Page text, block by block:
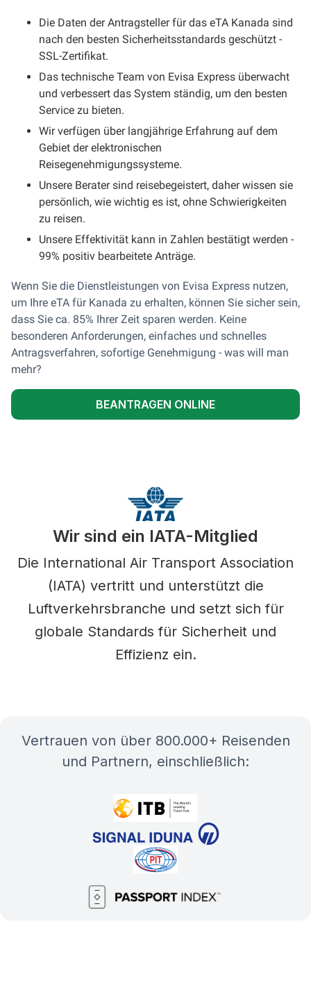
Die Daten der Antragsteller für das eTA Kanada sind
nach den besten Sicherheitsstandards geschützt -
SSL-Zertifikat.
Das technische Team von Evisa Express überwacht
und verbessert das System ständig, um den besten
Service zu bieten.
Wir verfügen über langjährige Erfahrung auf dem
Gebiet der elektronischen
Reisegenehmigungssysteme.
Unsere Berater sind reisebegeistert, daher wissen sie
persönlich, wie wichtig es ist, ohne Schwierigkeiten
zu reisen.
Unsere Effektivität kann in Zahlen bestätigt werden -
99% positiv bearbeitete Anträge.
Wenn Sie die Dienstleistungen von Evisa Express nutzen,
um Ihre eTA für Kanada zu erhalten, können Sie sicher sein,
dass Sie ca. 85% Ihrer Zeit sparen werden. Keine
besonderen Anforderungen, einfaches und schnelles
Antragsverfahren, sofortige Genehmigung - was will man
mehr?
BEANTRAGEN ONLINE
Wir sind ein IATA-Mitglied
Die International Air Transport Association
(IATA) vertritt und unterstützt die
Luftverkehrsbranche und setzt sich für
globale Standards für Sicherheit und
Effizienz ein.
Vertrauen von über 800.000+ Reisenden
und Partnern, einschließlich: